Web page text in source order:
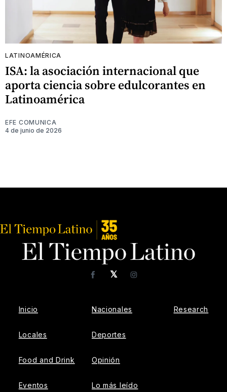
LATINOAMÉRICA
ISA: la asociación internacional que
aporta ciencia sobre edulcorantes en
Latinoamérica
EFE COMUNICA
4 de junio de 2026
𝕏
FacebookInstagram
Inicio
Locales
Food and Drink
Eventos
Nacionales
Deportes
Opinión
Lo más leído
Research